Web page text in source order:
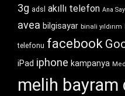
3g adsl akıllı telefon Ana
avea bilgisayar binali yıldırım
telefonu facebook
iPad iphone kampanya
melih bayram